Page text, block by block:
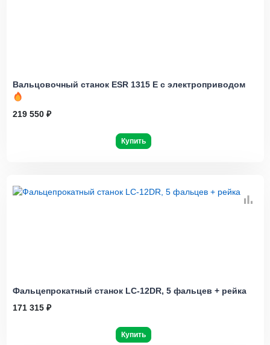
Вальцовочный станок ESR 1315 Е с электроприводом
219 550 ₽
Купить
Фальцепрокатный станок LC-12DR, 5 фальцев + рейка
171 315 ₽
Купить